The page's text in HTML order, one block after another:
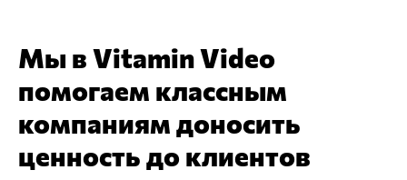
Мы в Vitamin Video
помогаем классным
компаниям доносить
ценность до клиентов